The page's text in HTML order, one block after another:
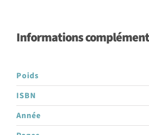
Informations
Poids
ISBN
Année